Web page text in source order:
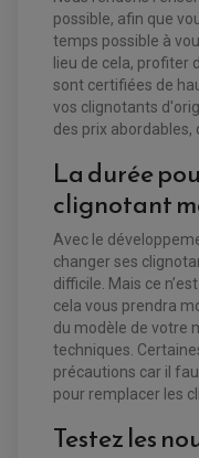
FREINAGE
ACCESSOIRE +
DISQUE DE FREIN
PLAQUETTE DE
KIT DURITE
KIT RÉPARATION
KIT RÉPARATION
MAÎTRE CYLINDRE
HUILE ET
HUILE MOTEUR
PRODUIT
PARTIE CYCLE
ARAIGNÉE /
BULLE / PARE-
CABLE
KIT
PRODUIT
FILTRE A HUILE
BOUGIE SCOOTER
PRODUIT
FILTRE A AIR K&N
HUILE ET
HUILE SCOOTER
PARTIE CYCLE
PLAQUETTES DE
HUILE ET
HUILE POUR QUAD
PRODUIT
JANTES /
CHAÎNE A NEIGE
CHAÎNES A NEIGE
CHAMBRE A AIR
ÉLARGISSEURES
JANTES QUAD ET
EQUIPEMENT
ENDURO
ACCESSOIRES
DISQUE DE FREIN
DISQUE DE FREIN
KIT RÉPARATION
KIT RÉPARATION
KIT RÉPARATION
ROULEMENT
ROULEMENT DE
ROULEMENT DE
ROULEMENT
ROULEMENT
ROULEMENT
ROULEMENT
possible, afin que
temps possible à
lieu de cela, profiter
sont certifiées de
vos clignotants
des prix abordables,
La durée
clignotant
Avec le
changer ses
difficile. Mais ce
cela vous prendra
du modèle de votre
techniques.
précautions car il
pour remplacer les
Testez les